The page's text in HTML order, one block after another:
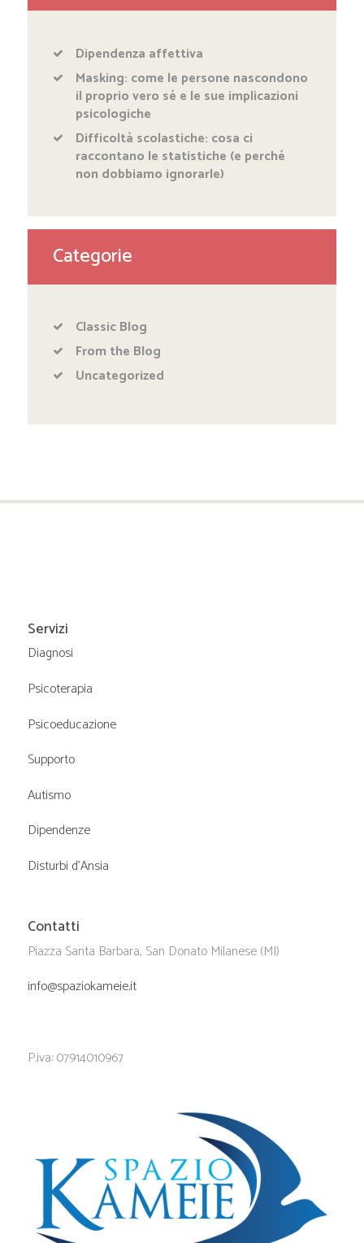
Dipendenza affettiva
Masking: come le persone nascondono
il proprio vero sé e le sue implicazioni
psicologiche
Difficoltà scolastiche: cosa ci
raccontano le statistiche (e perché
non dobbiamo ignorarle)
Categorie
Classic Blog
From the Blog
Uncategorized
Servizi
Diagnosi
Psicoterapia
Psicoeducazione
Supporto
Autismo
Dipendenze
Disturbi d’Ansia
Contatti
Piazza Santa Barbara, San Donato Milanese (MI)
info@spaziokameie.it
P.iva: 07914010967